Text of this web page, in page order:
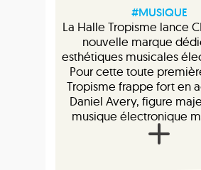
#MUSIQUE
La Halle Tropisme lance
nouvelle marque
esthétiques musicales
Pour cette toute
Tropisme frappe fort en
Daniel Avery, figure
musique électronique